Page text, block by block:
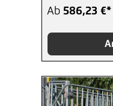
Ab 586,23 €*